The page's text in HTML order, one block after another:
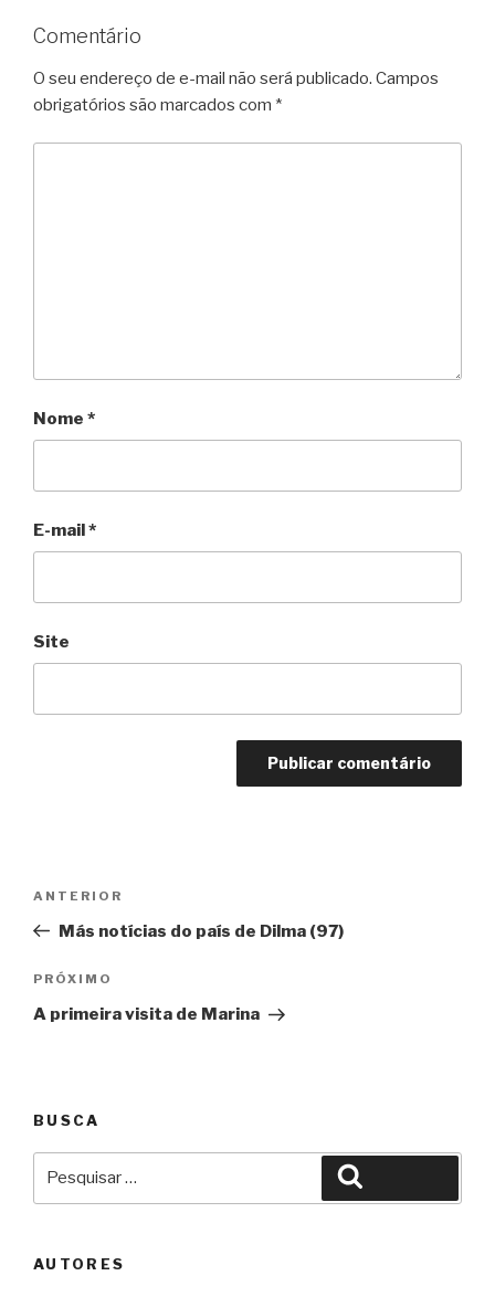
Comentário
O seu endereço de e-mail não será publicado. Campos
obrigatórios são marcados com *
Nome *
E-mail*
Site
Post
Anterior
ANTERIOR
Más notícias do país de Dilma (97)
Próximo
PRÓXIMO
A primeira visita de Marina
BUSCA
AUTORES